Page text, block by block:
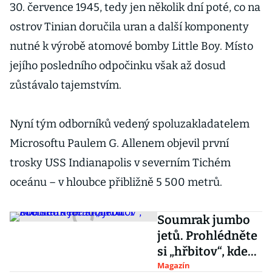
30. července 1945, tedy jen několik dní poté, co na
ostrov Tinian doručila uran a další komponenty
nutné k výrobě atomové bomby Little Boy. Místo
jejího posledního odpočinku však až dosud
zůstávalo tajemstvím.
Nyní tým odborníků vedený spoluzakladatelem
Microsoftu Paulem G. Allenem objevil první
trosky USS Indianapolis v severním Tichém
oceánu – v hloubce přibližně 5 500 metrů.
Soumrak jumbo
jetů. Prohlédněte
si „hřbitov“, kde
stará letadla
Magazín